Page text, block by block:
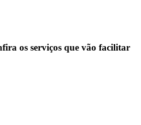
os serviços que vão facilitar